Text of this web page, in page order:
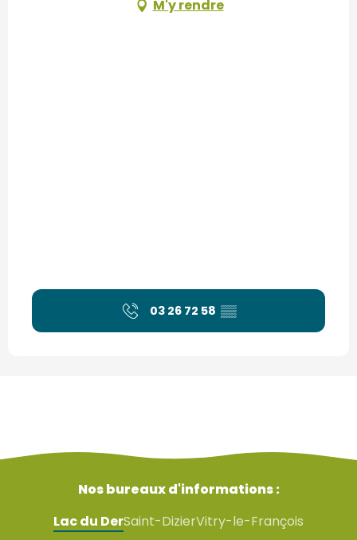
M'y rendre
03 26 72 58 ▒▒
Nos bureaux d'informations :
Lac du DerSaint-DizierVitry-le-François